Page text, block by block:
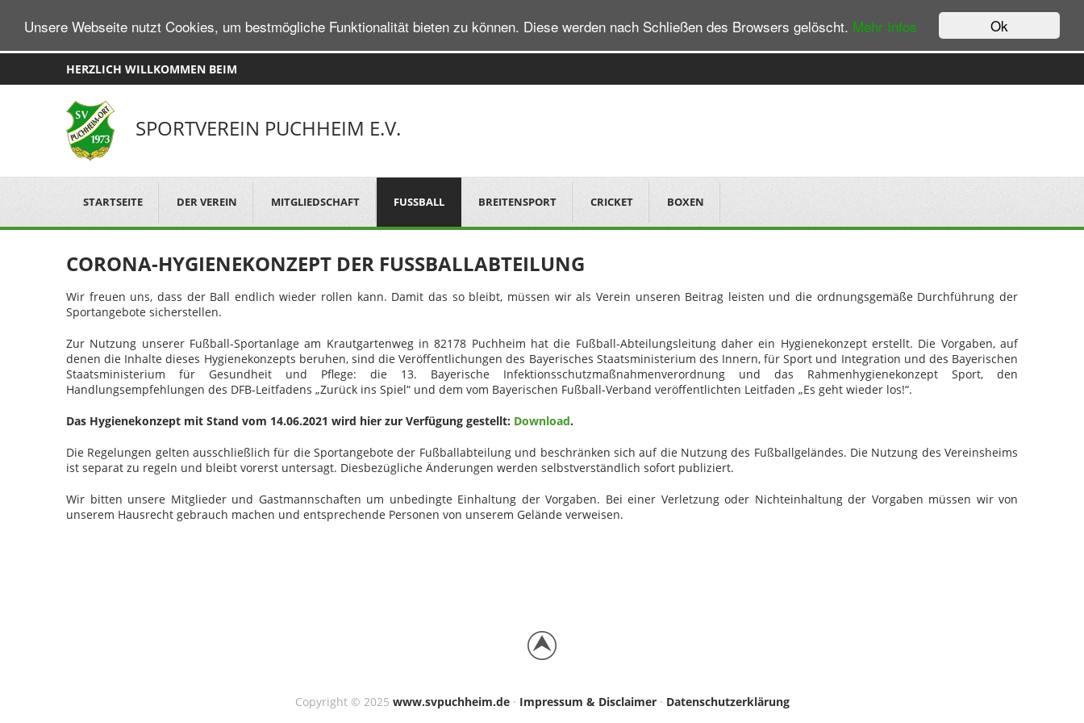
Ok
Unsere Webseite nutzt Cookies, um bestmögliche Funktionalität bieten zu können. Diese werden nach Schließen des Browsers gelöscht. Mehr Infos
HERZLICH WILLKOMMEN BEIM
SPORTVEREIN PUCHHEIM E.V.
STARTSEITE DER VEREIN MITGLIEDSCHAFT FUSSBALL BREITENSPORT CRICKET BOXEN
CORONA-HYGIENEKONZEPT DER FUSSBALLABTEILUNG
Wir freuen uns, dass der Ball endlich wieder rollen kann. Damit das so bleibt, müssen wir als Verein unseren Beitrag leisten und die ordnungsgemäße Durchführung der
Sportangebote sicherstellen.
Zur Nutzung unserer Fußball-Sportanlage am Krautgartenweg in 82178 Puchheim hat die Fußball-Abteilungsleitung daher ein Hygienekonzept erstellt. Die Vorgaben, auf
denen die Inhalte dieses Hygienekonzepts beruhen, sind die Veröffentlichungen des Bayerisches Staatsministerium des Innern, für Sport und Integration und des Bayerischen
Staatsministerium für Gesundheit und Pflege: die 13. Bayerische Infektionsschutzmaßnahmenverordnung und das Rahmenhygienekonzept Sport, den
Handlungsempfehlungen des DFB-Leitfadens „Zurück ins Spiel“ und dem vom Bayerischen Fußball-Verband veröffentlichten Leitfaden „Es geht wieder los!“.
Das Hygienekonzept mit Stand vom 14.06.2021 wird hier zur Verfügung gestellt: Download.
Die Regelungen gelten ausschließlich für die Sportangebote der Fußballabteilung und beschränken sich auf die Nutzung des Fußballgeländes. Die Nutzung des Vereinsheims
ist separat zu regeln und bleibt vorerst untersagt. Diesbezügliche Änderungen werden selbstverständlich sofort publiziert.
Wir bitten unsere Mitglieder und Gastmannschaften um unbedingte Einhaltung der Vorgaben. Bei einer Verletzung oder Nichteinhaltung der Vorgaben müssen wir von
unserem Hausrecht gebrauch machen und entsprechende Personen von unserem Gelände verweisen.
Copyright © 2025 www.svpuchheim.de· Impressum & Disclaimer· Datenschutzerklärung